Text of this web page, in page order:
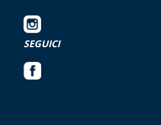
SEGUICI